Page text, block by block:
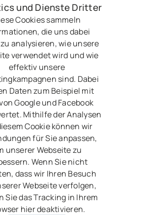
und Dienste Dritter
Cookies sammeln
die uns dabei
analysieren, wie unsere
verwendet wird und wie
effektiv unsere
sind. Dabei
Daten zum Beispiel mit
Google und Facebook
Mithilfe der Analysen
Cookie können wir
für Sie anpassen,
unserer Webseite zu
Wenn Sie nicht
dass wir Ihren Besuch
Webseite verfolgen,
Sie das Tracking in Ihrem
hier deaktivieren.